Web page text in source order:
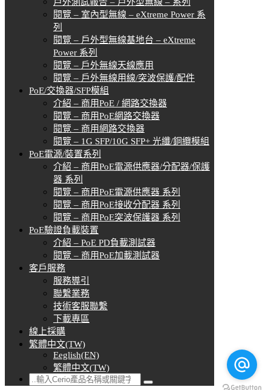
閱覽 – 室內型無線 – eXtreme Power 系
列
閱覽 – 戶外型無線基地台 – eXtreme
Power 系列
閱覽 – 戶外無線天線應用
閱覽 – 戶外無線用線/突波保護/配件
PoE/交換器/SFP模組
介紹 – 商用PoE / 網路交換器
閱覽 – 商用PoE網路交換器
閱覽 – 商用網路交換器
閱覽 – 1G SFP/10G SFP+ 光纖/銅纜模組
PoE電源/裝置系列
介紹 – 商用PoE電源供應器/分配器/保護
器 系列
閱覽 – 商用PoE電源供應器 系列
閱覽 – 商用PoE接收分配器 系列
閱覽 – 商用PoE突波保護器 系列
PoE驗證負載裝置
介紹 – PoE PD負載測試器
閱覽 – 商用PoE加載測試器
客戶服務
服務導引
聯繫業務
技術客服聯繫
下載專區
線上採購
繁體中文(TW)
Eeglish(EN)
繁體中文(TW)